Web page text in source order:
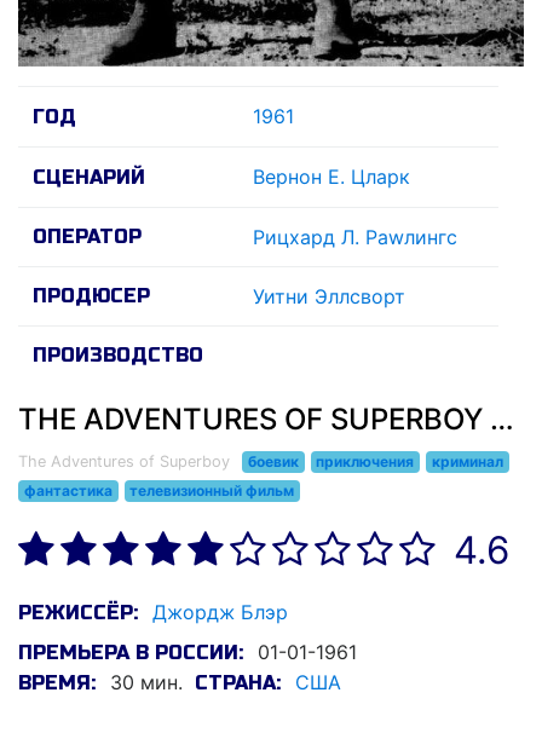
ГОД 1961
СЦЕНАРИЙ Вернон Е. Цларк
ОПЕРАТОР Рицхард Л. Раwлингс
ПРОДЮСЕР Уитни Эллсворт
ПРОИЗВОДСТВО
THE ADVENTURES OF SUPERBOY (1961)
The Adventures of Superboy боевик приключения
криминал
фантастика
телевизионный фильм
4.6
РЕЖИССЁР: Джордж Блэр
ПРЕМЬЕРА В РОССИИ: 01-01-1961
ВРЕМЯ: 30 мин. СТРАНА: США